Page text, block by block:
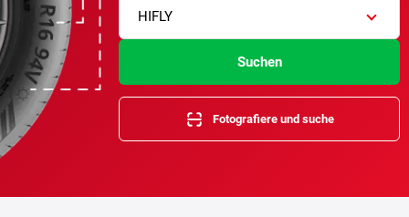
HIFLY
Suchen
Fotografiere und suche